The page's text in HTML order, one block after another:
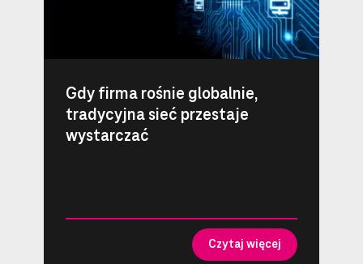
Gdy firma rośnie globalnie,
tradycyjna sieć przestaje
wystarczać
Czytaj więcej